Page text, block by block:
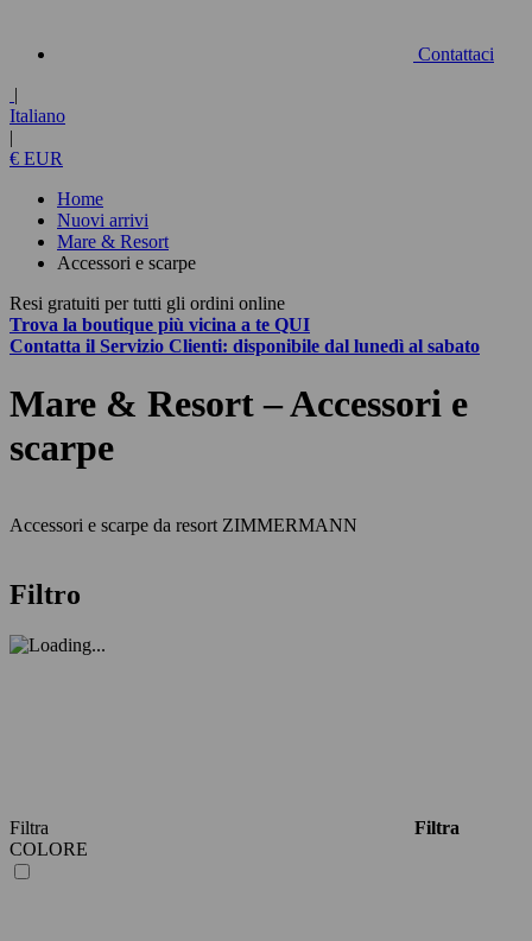
Contattaci
|
Italiano
|
€ EUR
Home
Nuovi arrivi
Mare & Resort
Accessori e scarpe
Resi gratuiti per tutti gli ordini online
Trova la boutique più vicina a te QUI
Contatta il Servizio Clienti: disponibile dal lunedì al sabato
Mare & Resort – Accessori e
scarpe
Accessori e scarpe da resort ZIMMERMANN
Filtro
Filtra
Filtra
COLORE